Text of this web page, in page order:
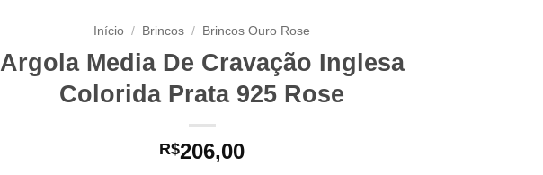
Início / Brincos / Brincos Ouro Rose
Argola Media De Cravação Inglesa
Colorida Prata 925 Rose
R$206,00